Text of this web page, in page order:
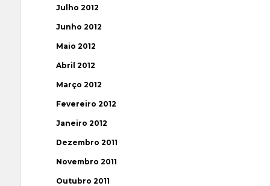
Julho 2012
Junho 2012
Maio 2012
Abril 2012
Março 2012
Fevereiro 2012
Janeiro 2012
Dezembro 2011
Novembro 2011
Outubro 2011